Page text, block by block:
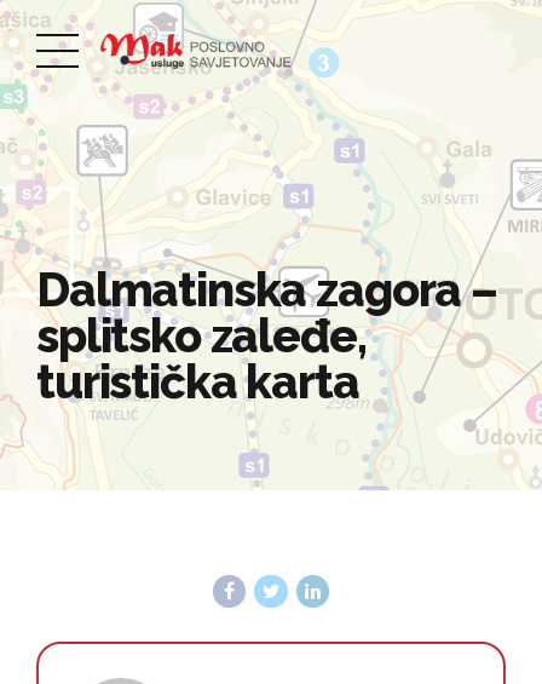
Dalmatinska zagora –
splitsko zaleđe,
turistička karta